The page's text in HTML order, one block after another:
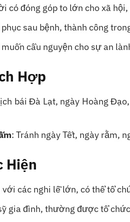
có đóng góp to lớn cho xã
sau bệnh, thành công
cầu nguyện cho sự an
Hợp
bái Đà Lạt, ngày Hoàng
: Tránh ngày Tết, ngày rằm,
Hiện
các nghi lễ lớn, có thể tổ
gia đình, thường được tổ